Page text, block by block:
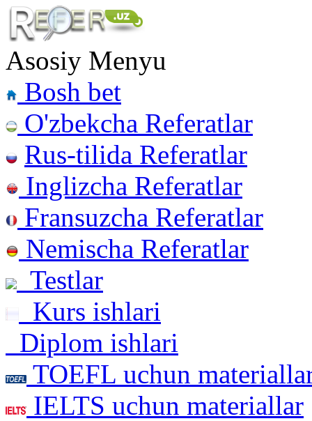
Asosiy Menyu
Bosh bet
O'zbekcha Referatlar
Rus-tilida Referatlar
Inglizcha Referatlar
Fransuzcha Referatlar
Nemischa Referatlar
Testlar
Kurs ishlari
Diplom ishlari
TOEFL uchun
IELTS uchun materiallar